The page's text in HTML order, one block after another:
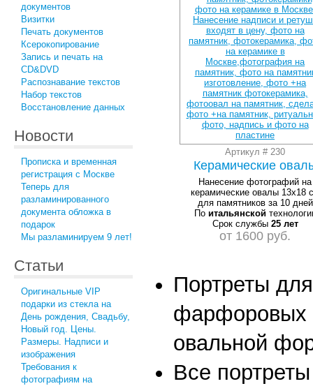
документов
Визитки
Печать документов
Ксерокопирование
Запись и печать на
CD&DVD
Распознавание текстов
Набор текстов
Восстановление данных
Новости
Прописка и временная
регистрация с Москве
Теперь для
разламинированного
документа обложка в
подарок
Мы разламинируем 9 лет!
Статьи
Оригинальные VIP
подарки из стекла на
День рождения, Свадьбу,
Новый год. Цены.
Размеры. Надписи и
изображения
Требования к
фотографиям на
Артикул # 230
Керамические
Нанесение фотографий на
керамические овалы 13х18
для памятников за 10 дней
По итальянской
Срок службы 25 лет
от 1600 руб.
Портреты
фарфоровых
овальной
Все